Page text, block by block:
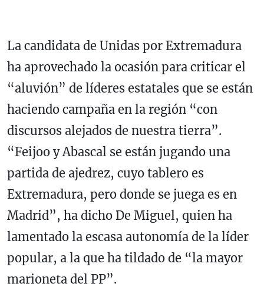
La candidata de Unidas por Extremadura
ha aprovechado la ocasión para criticar el
“aluvión” de líderes estatales que se están
haciendo campaña en la región “con
discursos alejados de nuestra tierra”.
“Feijoo y Abascal se están jugando una
partida de ajedrez, cuyo tablero es
Extremadura, pero donde se juega es en
Madrid”, ha dicho De Miguel, quien ha
lamentado la escasa autonomía de la líder
popular, a la que ha tildado de “la mayor
marioneta del PP”.